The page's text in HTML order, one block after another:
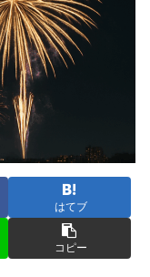
はてブ
コピー